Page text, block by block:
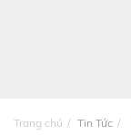
Trang chủ Tin Tức